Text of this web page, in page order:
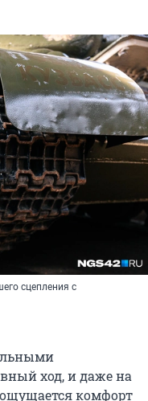
сцепления с
ход, и даже на
комфорт